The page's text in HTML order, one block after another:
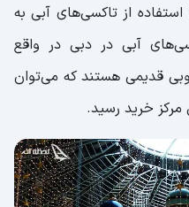
استفاده از تاکسی‌های آبی به
آبی در دبی در واقع
قدیمی هستند که می‌توان
مرکز خرید رسید.